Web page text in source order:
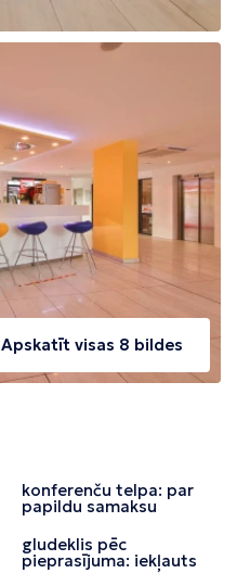
Apskatīt visas 8 bildes
konferenču telpa: par
papildu samaksu
gludeklis pēc
pieprasījuma: iekļauts